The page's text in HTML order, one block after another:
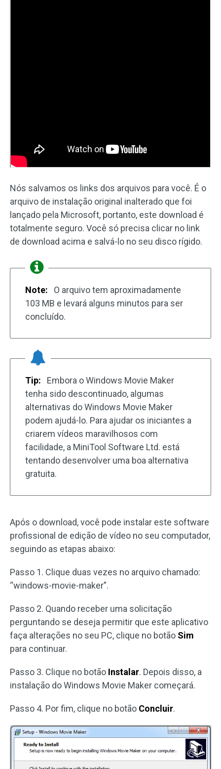
Nós salvamos os links dos arquivos para você. É o
arquivo de instalação original inalterado que foi
lançado pela Microsoft, portanto, este download é
totalmente seguro. Você só precisa clicar no link
de download acima e salvá-lo no seu disco rígido.
Note:
O arquivo tem aproximadamente
103 MB e levará alguns minutos para ser
concluído.
Tip:
Embora o Windows Movie Maker
tenha sido descontinuado, algumas
alternativas do Windows Movie Maker
podem ajudá-lo. Para ajudar os iniciantes a
criarem vídeos maravilhosos com
facilidade, a MiniTool Software Ltd. está
tentando desenvolver uma boa alternativa
gratuita.
Após o download, você pode instalar este software
profissional de edição de vídeo no seu computador,
seguindo as etapas abaixo:
Passo 1. Clique duas vezes no arquivo chamado:
“windows-movie-maker”.
Passo 2. Quando receber uma solicitação
perguntando se deseja permitir que este aplicativo
faça alterações no seu PC, clique no botão Sim
para continuar.
Passo 3. Clique no botão Instalar. Depois disso, a
instalação do Windows Movie Maker começará.
Passo 4. Por fim, clique no botão Concluir.